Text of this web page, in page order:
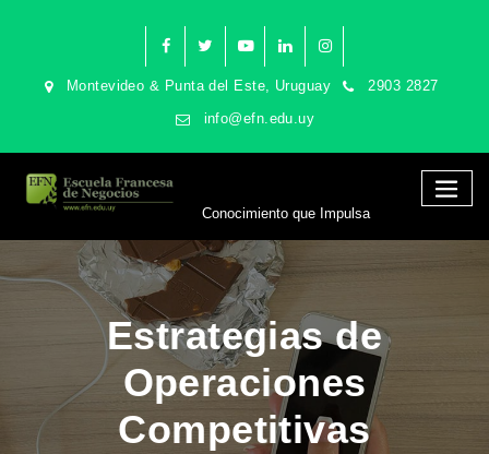
Montevideo & Punta del Este, Uruguay 2903 2827
info@efn.edu.uy
Conocimiento que Impulsa
Estrategias de
Operaciones
Competitivas